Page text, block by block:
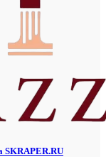
SKRAPER.RU